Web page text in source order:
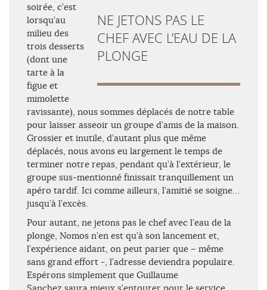
NE JETONS PAS LE
CHEF AVEC L’EAU DE LA
PLONGE
soirée, c’est
lorsqu’au
milieu des
trois desserts
(dont une
tarte à la
figue et
mimolette
ravissante), nous sommes déplacés de notre table
pour laisser asseoir un groupe d’amis de la maison.
Grossier et inutile, d’autant plus que même
déplacés, nous avons eu largement le temps de
terminer notre repas, pendant qu’à l’extérieur, le
groupe sus-mentionné finissait tranquillement un
apéro tardif. Ici comme ailleurs, l’amitié se soigne…
jusqu’à l’excès.
Pour autant, ne jetons pas le chef avec l’eau de la
plonge, Nomos n’en est qu’à son lancement et,
l’expérience aidant, on peut parier que – même
sans grand effort -, l’adresse deviendra populaire.
Espérons simplement que Guillaume
Sanchez saura mieux s’entourer pour le service,